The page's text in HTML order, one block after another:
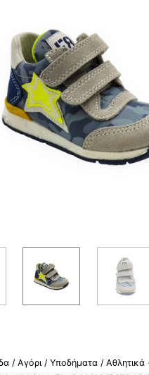
/ Αγόρι / Υποδήματα / Αθλητικά